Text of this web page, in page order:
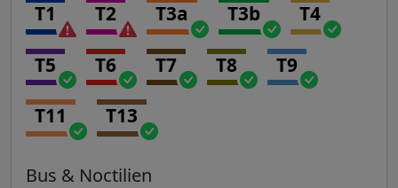
T1 T2 T3a T3b T4
T5 T6 T7 T8 T9
T11 T13
Bus & Noctilien